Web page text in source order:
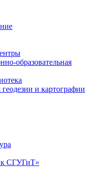
образовательная
и картографии
СГУГиТ»